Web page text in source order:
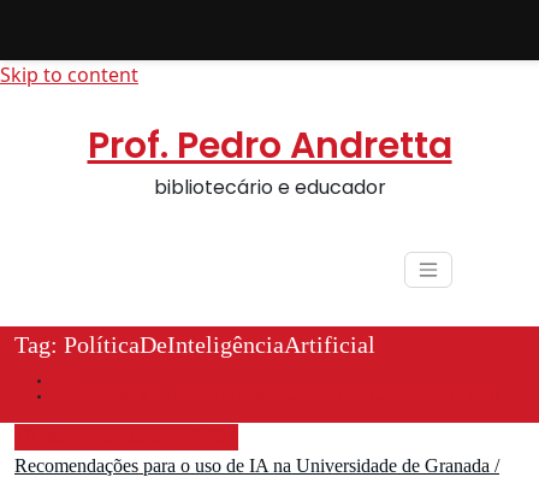
Skip to content
Prof. Pedro Andretta
bibliotecário e educador
Tag: PolíticaDeInteligênciaArtificial
Recomendações para o uso de IA na Universidade de Granada /